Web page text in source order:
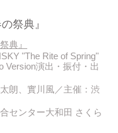
祭典』
典』
"The Rite of Spring"
Version演出・振付・出
朗、實川風／主催：渋
センター大和田 さくら